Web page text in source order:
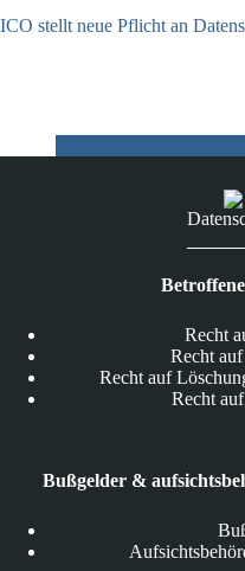
ICO stellt neue Pflicht an
Recht
Recht
Recht auf
Recht
Bußgelder &